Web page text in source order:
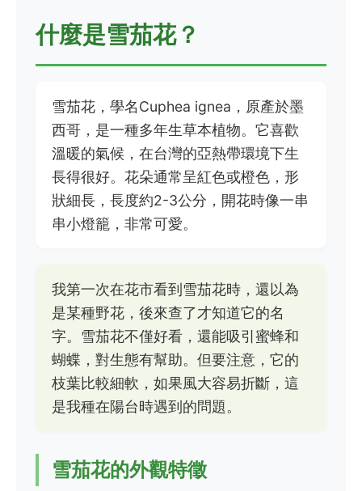
什麼是雪茄花？
雪茄花，學名Cuphea ignea，原產於墨
西哥，是一種多年生草本植物。它喜歡
溫暖的氣候，在台灣的亞熱帶環境下生
長得很好。花朵通常呈紅色或橙色，形
狀細長，長度約2-3公分，開花時像一串
串小燈籠，非常可愛。
我第一次在花市看到雪茄花時，還以為
是某種野花，後來查了才知道它的名
字。雪茄花不僅好看，還能吸引蜜蜂和
蝴蝶，對生態有幫助。但要注意，它的
枝葉比較細軟，如果風大容易折斷，這
是我種在陽台時遇到的問題。
雪茄花的外觀特徵